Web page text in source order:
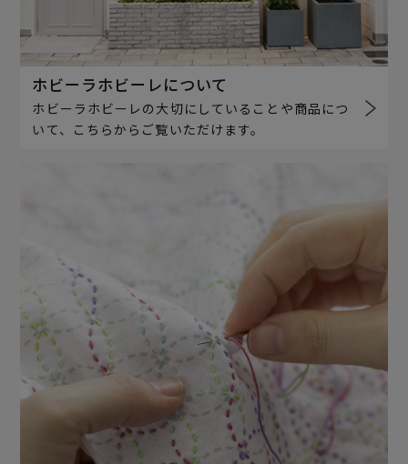
ホビーラホビーレについて
ホビーラホビーレの大切にしていることや商品につ
いて、こちらからご覧いただけます。